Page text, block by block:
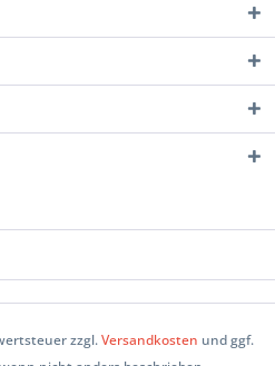
zzgl.Versandkosten und ggf.